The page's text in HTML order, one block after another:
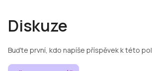
Diskuze
Buďte první, kdo napíše příspěvek k této